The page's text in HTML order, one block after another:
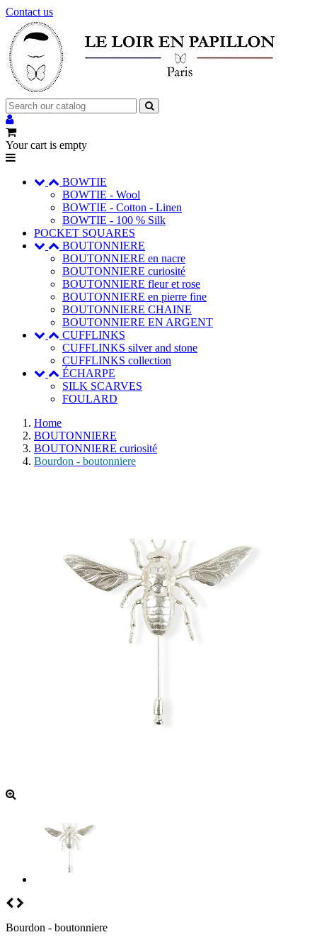
Contact us
Your cart is empty
BOWTIE
BOWTIE - Wool
BOWTIE - Cotton - Linen
BOWTIE - 100 % Silk
POCKET SQUARES
BOUTONNIERE
BOUTONNIERE en nacre
BOUTONNIERE curiosité
BOUTONNIERE fleur et rose
BOUTONNIERE en pierre fine
BOUTONNIERE CHAINE
BOUTONNIERE EN ARGENT
CUFFLINKS
CUFFLINKS silver and stone
CUFFLINKS collection
ÉCHARPE
SILK SCARVES
FOULARD
Home
BOUTONNIERE
BOUTONNIERE curiosité
Bourdon - boutonniere
Bourdon - boutonniere